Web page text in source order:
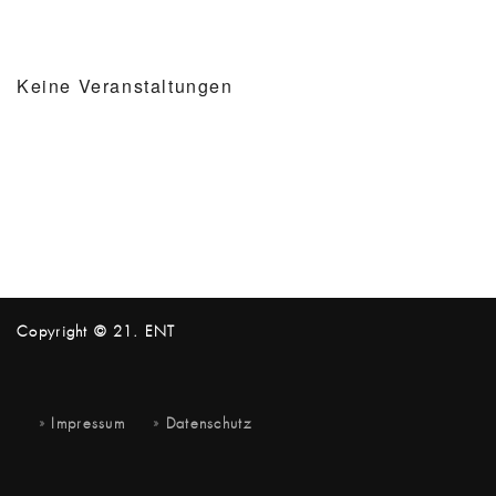
Keine Veranstaltungen
Copyright © 21. ENT
Impressum Datenschutz